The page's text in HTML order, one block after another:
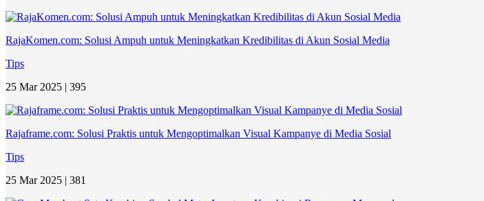
RajaKomen.com: Solusi Ampuh untuk Meningkatkan Kredibilitas di Akun Sosial Media
Tips
25 Mar 2025 | 395
Rajaframe.com: Solusi Praktis untuk Mengoptimalkan Visual Kampanye di Media Sosial
Tips
25 Mar 2025 | 381